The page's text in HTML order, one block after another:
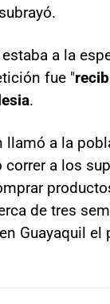
a la
fue "
.
llamó a la
correr a los
de tres
Guayaquil el